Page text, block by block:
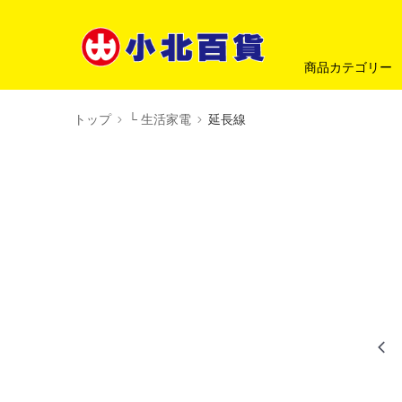
商品カテゴリー
トップ └ 生活家電 延長線